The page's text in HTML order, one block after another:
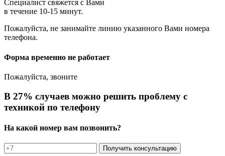
Специалист свяжется с Вами
в течение 10-15 минут.
Пожалуйста, не занимайте линию указанного Вами номера
телефона.
Форма временно не работает
Пожалуйста, звоните
В 27% случаев можно решить проблему с
техникой по телефону
На какой номер вам позвонить?
Получить консультацию